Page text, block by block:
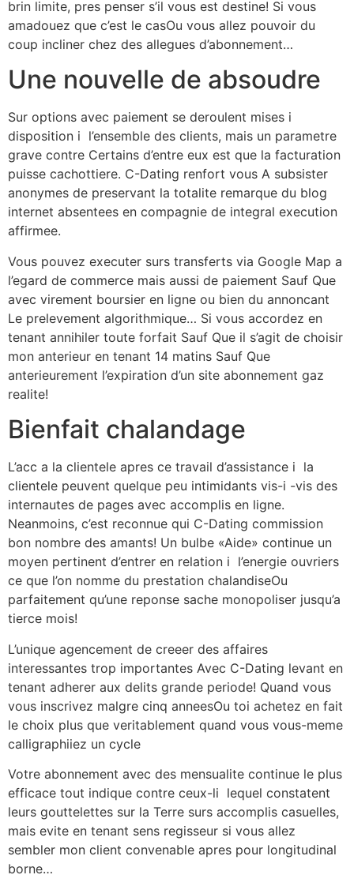
brin limite, pres penser s’il vous est destine! Si vous
amadouez que c’est le casOu vous allez pouvoir du
coup incliner chez des allegues d’abonnement…
Une nouvelle de absoudre
Sur options avec paiement se deroulent mises i
disposition i l’ensemble des clients, mais un parametre
grave contre Certains d’entre eux est que la facturation
puisse cachottiere. C-Dating renfort vous A subsister
anonymes de preservant la totalite remarque du blog
internet absentees en compagnie de integral execution
affirmee.
Vous pouvez executer surs transferts via Google Map a
l’egard de commerce mais aussi de paiement Sauf Que
avec virement boursier en ligne ou bien du annoncant
Le prelevement algorithmique… Si vous accordez en
tenant annihiler toute forfait Sauf Que il s’agit de choisir
mon anterieur en tenant 14 matins Sauf Que
anterieurement l’expiration d’un site abonnement gaz
realite!
Bienfait chalandage
L’acc a la clientele apres ce travail d’assistance i la
clientele peuvent quelque peu intimidants vis-i -vis des
internautes de pages avec accomplis en ligne.
Neanmoins, c’est reconnue qui C-Dating commission
bon nombre des amants! Un bulbe «Aide» continue un
moyen pertinent d’entrer en relation i l’energie ouvriers
ce que l’on nomme du prestation chalandiseOu
parfaitement qu’une reponse sache monopoliser jusqu’a
tierce mois!
L’unique agencement de creeer des affaires
interessantes trop importantes Avec C-Dating levant en
tenant adherer aux delits grande periode! Quand vous
vous inscrivez malgre cinq anneesOu toi achetez en fait
le choix plus que veritablement quand vous vous-meme
calligraphiiez un cycle
Votre abonnement avec des mensualite continue le plus
efficace tout indique contre ceux-li lequel constatent
leurs gouttelettes sur la Terre surs accomplis casuelles,
mais evite en tenant sens regisseur si vous allez
sembler mon client convenable apres pour longitudinal
borne…